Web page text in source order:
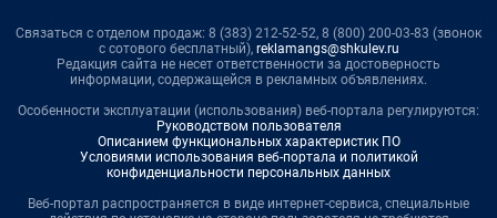
Связаться с отделом продаж: 8 (383) 212-52-52, 8 (800) 200-03-83 (звонок
с сотового бесплатный), reklamangs@shkulev.ru
Редакция сайта не несет ответственности за достоверность
информации, содержащейся в рекламных объявлениях.
Особенности эксплуатации (использования) веб-портала регулируются:
Руководством пользователя
Описанием функциональных характеристик ПО
Условиями использования веб-портала и политикой
конфиденциальности персональных данных
Веб-портал распространяется в виде интернет-сервиса, специальные